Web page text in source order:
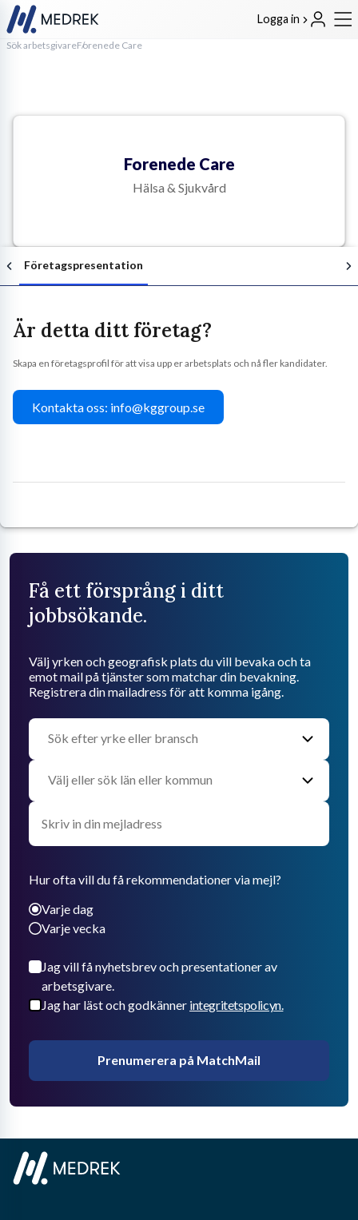
Logga in
Sök arbetsgivareForenede Care
Forenede Care
Hälsa & Sjukvård
Företagspresentation
Är detta ditt företag?
Skapa en företagsprofil för att visa upp er arbetsplats och nå fler kandidater.
Kontakta oss: info@kggroup.se
Få ett försprång i ditt
jobbsökande.
Välj yrken och geografisk plats du vill bevaka och ta
emot mail på tjänster som matchar din bevakning.
Registrera din mailadress för att komma igång.
Hur ofta vill du få rekommendationer via mejl?
Varje dag
Varje vecka
Jag vill få nyhetsbrev och presentationer av
arbetsgivare.
Jag har läst och godkänner integritetspolicyn.
Prenumerera på MatchMail